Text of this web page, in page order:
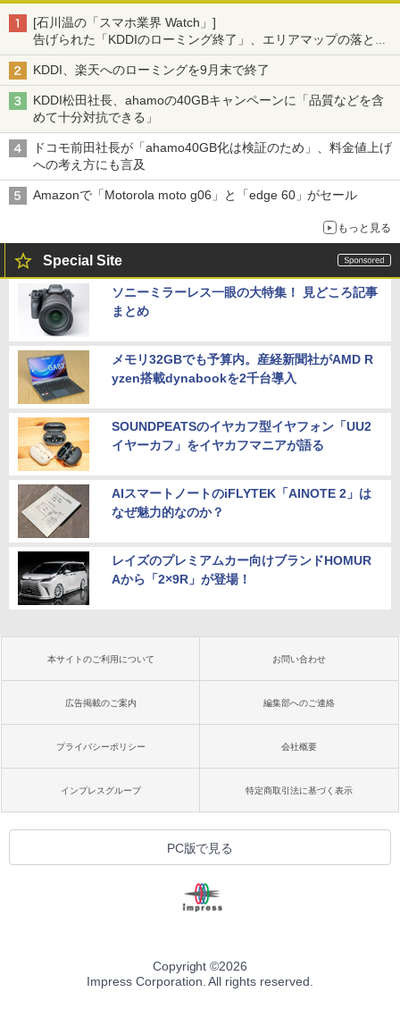
[石川温の「スマホ業界 Watch」]
告げられた「KDDIのローミング終了」、エリアマップの落とし
穴と楽天モバイルの課題
KDDI、楽天へのローミングを9月末で終了
KDDI松田社長、ahamoの40GBキャンペーンに「品質などを含
めて十分対抗できる」
ドコモ前田社長が「ahamo40GB化は検証のため」、料金値上げ
への考え方にも言及
Amazonで「Motorola moto g06」と「edge 60」がセール
もっと見る
Special Site
ソニーミラーレス一眼の大特集！ 見どころ記事
まとめ
メモリ32GBでも予算内。産経新聞社がAMD R
yzen搭載dynabookを2千台導入
SOUNDPEATSのイヤカフ型イヤフォン「UU2
イヤーカフ」をイヤカフマニアが語る
AIスマートノートのiFLYTEK「AINOTE 2」は
なぜ魅力的なのか？
レイズのプレミアムカー向けブランドHOMUR
Aから「2×9R」が登場！
本サイトのご利用について お問い合わせ
広告掲載のご案内 編集部へのご連絡
プライバシーポリシー 会社概要
インプレスグループ 特定商取引法に基づく表示
PC版で見る
Copyright ©2026
Impress Corporation. All rights reserved.